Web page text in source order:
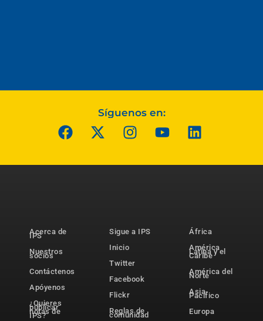
Síguenos en:
Acerca de
IPS
Nuestros
socios
Contáctenos
Apóyenos
¿Quieres
publicar
notas de
IPS?
Sigue a IPS
Inicio
Twitter
Facebook
Flickr
Reglas de
comunidad
África
América
Latina y el
Caribe
América del
Norte
Asia-
Pacífico
Europa